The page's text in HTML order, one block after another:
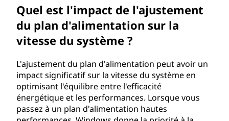
Quel est l'impact de l'ajustement
du plan d'alimentation sur la
vitesse du système ?
L'ajustement du plan d'alimentation peut avoir un
impact significatif sur la vitesse du système en
optimisant l'équilibre entre l'efficacité
énergétique et les performances. Lorsque vous
passez à un plan d'alimentation hautes